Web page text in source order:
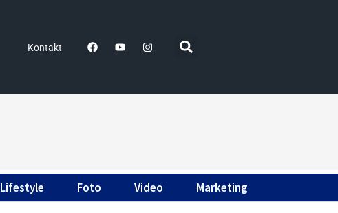
Kontakt
Lifestyle Foto Video Marketing